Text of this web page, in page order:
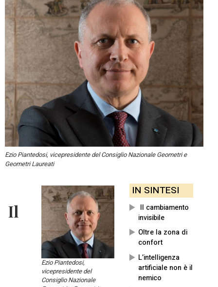
Ezio Piantedosi, vicepresidente del Consiglio Nazionale Geometri e
Geometri Laureati
IN SINTESI
Il cambiamento
invisibile
Oltre la zona di
confort
L’intelligenza
artificiale non è il
nemico
Ezio Piantedosi,
vicepresidente del
Consiglio Nazionale
Il